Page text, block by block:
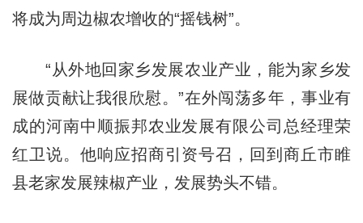
将成为周边椒农增收的“摇钱树”。
“从外地回家乡发展农业产业，能为家乡发
展做贡献让我很欣慰。”在外闯荡多年，事业有
成的河南中顺振邦农业发展有限公司总经理荣
红卫说。他响应招商引资号召，回到商丘市睢
县老家发展辣椒产业，发展势头不错。